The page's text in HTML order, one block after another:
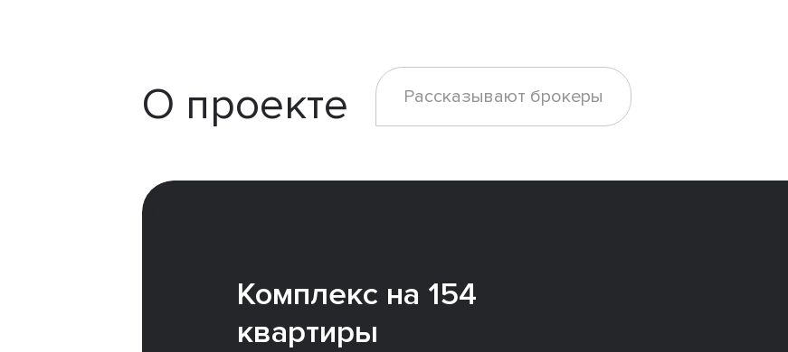
О проекте Рассказывают брокеры
Комплекс на 154
квартиры